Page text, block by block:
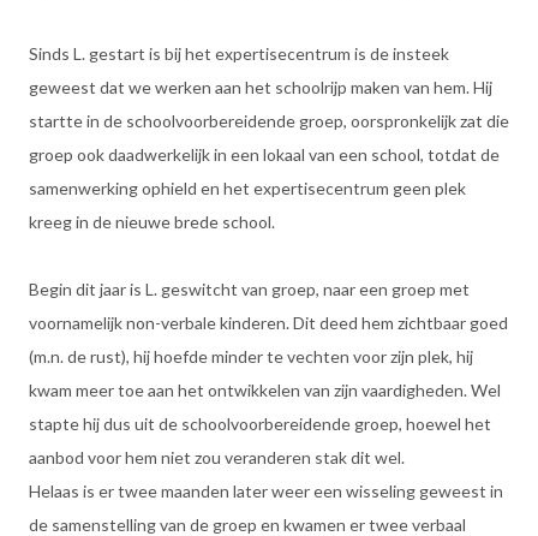
Sinds L. gestart is bij het expertisecentrum is de insteek
geweest dat we werken aan het schoolrijp maken van hem. Hij
startte in de schoolvoorbereidende groep, oorspronkelijk zat die
groep ook daadwerkelijk in een lokaal van een school, totdat de
samenwerking ophield en het expertisecentrum geen plek
kreeg in de nieuwe brede school.
Begin dit jaar is L. geswitcht van groep, naar een groep met
voornamelijk non-verbale kinderen. Dit deed hem zichtbaar goed
(m.n. de rust), hij hoefde minder te vechten voor zijn plek, hij
kwam meer toe aan het ontwikkelen van zijn vaardigheden. Wel
stapte hij dus uit de schoolvoorbereidende groep, hoewel het
aanbod voor hem niet zou veranderen stak dit wel.
Helaas is er twee maanden later weer een wisseling geweest in
de samenstelling van de groep en kwamen er twee verbaal